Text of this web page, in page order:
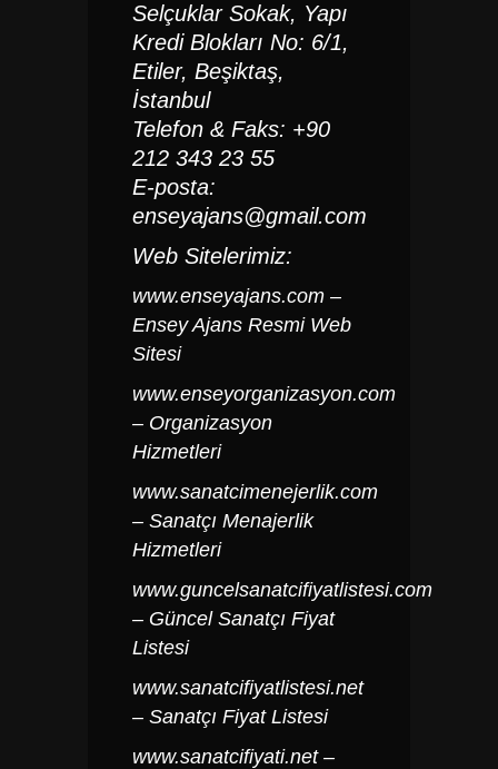
Selçuklar Sokak, Yapı
Kredi Blokları No: 6/1,
Etiler, Beşiktaş,
İstanbul
Telefon & Faks: +90
212 343 23 55
E-posta:
enseyajans@gmail.com
Web Sitelerimiz:
www.enseyajans.com –
Ensey Ajans Resmi Web
Sitesi
www.enseyorganizasyon.com
– Organizasyon
Hizmetleri
www.sanatcimenejerlik.com
– Sanatçı Menajerlik
Hizmetleri
www.guncelsanatcifiyatlistesi.com
– Güncel Sanatçı Fiyat
Listesi
www.sanatcifiyatlistesi.net
– Sanatçı Fiyat Listesi
www.sanatcifiyati.net–